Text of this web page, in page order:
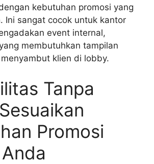
kebutuhan promosi yang
Ini sangat cocok untuk kantor
event internal,
membutuhkan tampilan
klien di lobby.
Tanpa
Promosi